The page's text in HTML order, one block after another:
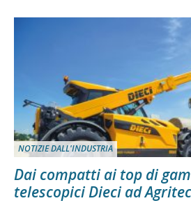
NOTIZIE DALL'INDUSTRIA
Dai compatti ai top di
telescopici Dieci ad